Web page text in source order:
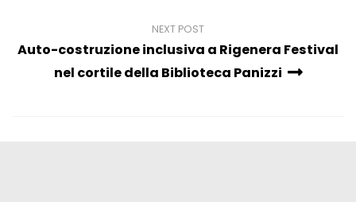
NEXT POST
Auto-costruzione inclusiva a Rigenera Festival
nel cortile della Biblioteca Panizzi